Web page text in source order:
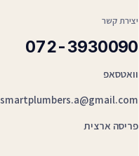
יצירת קשר
072-3930090
וואטסאפ
smartplumbers.a@gmail.com
פריסה ארצית